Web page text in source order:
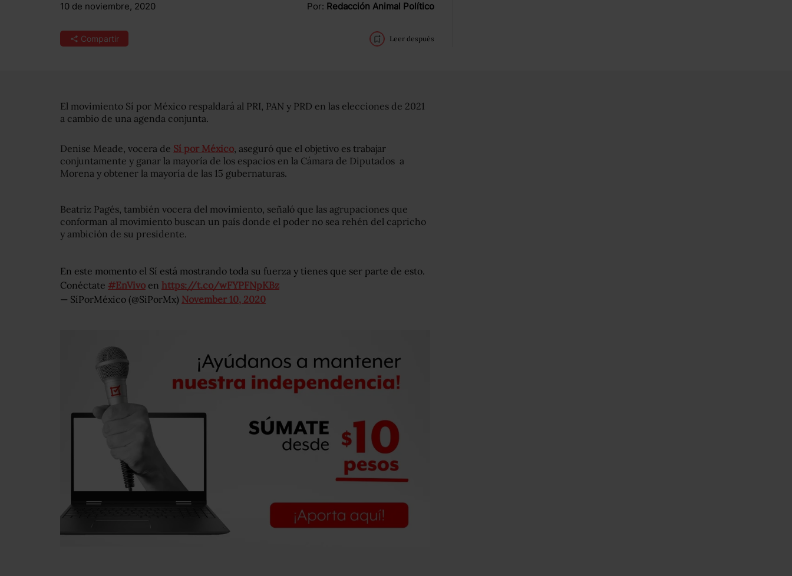
10 de noviembre, 2020 Por: Redacción Animal Político
Compartir Leer después
El movimiento Sí por México respaldará al PRI, PAN y PRD en las elecciones de 2021
a cambio de una agenda conjunta.
Denise Meade, vocera de Sí por México, aseguró que el objetivo es trabajar
conjuntamente y ganar la mayoría de los espacios en la Cámara de Diputados a
Morena y obtener la mayoría de las 15 gubernaturas.
Beatriz Pagés, también vocera del movimiento, señaló que las agrupaciones que
conforman al movimiento buscan un país donde el poder no sea rehén del capricho
y ambición de su presidente.
En este momento el Sí está mostrando toda su fuerza y tienes que ser parte de esto.
Conéctate #EnVivo en https://t.co/wFYPFNpKBz
— SíPorMéxico (@SiPorMx) November 10, 2020